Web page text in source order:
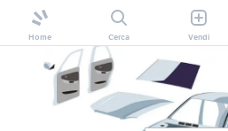
Home Cerca Vendi